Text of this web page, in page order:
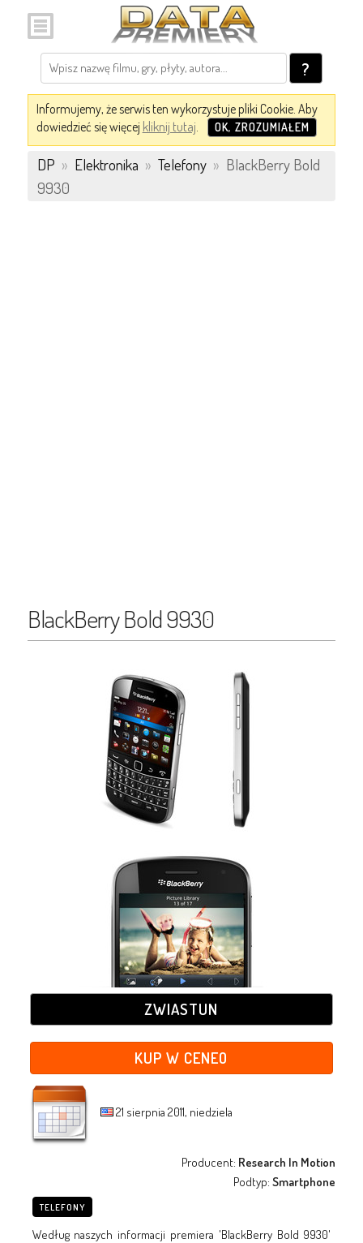
?
Informujemy, że serwis ten wykorzystuje pliki Cookie. Aby
dowiedzieć się więcej kliknij tutaj. OK, ZROZUMIAŁEM
DP » Elektronika » Telefony » BlackBerry Bold
9930
BlackBerry Bold 9930
ZWIASTUN
KUP W CENEO
21 sierpnia 2011, niedziela
Producent: Research In Motion
Podtyp:Smartphone
TELEFONY
Według naszych informacji premiera 'BlackBerry Bold 9930'